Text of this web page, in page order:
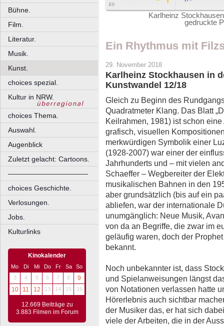
Bühne.
Film.
Literatur.
Musik.
Kunst.
choices spezial.
Kultur in NRW.
choices Thema.
Auswahl.
Augenblick
Zuletzt gelacht: Cartoons.
––––––––––––––––––––
choices Geschichte.
Verlosungen.
Jobs.
Kulturlinks
Kinokalender
Mo Di Mi Do Fr Sa
So
3
4 5 6 7 8
9
10
11 12 13 14 15 16
12.669 Beiträge zu
3.883 Filmen im Forum
Karlheinz
gedruckte
Ein Rhythmus mit
29. November 2018
Karlheinz Stockhausen in
Kunstwandel 12/18
Gleich zu Beginn des
Quadratmeter Klang. Das Blatt
Keilrahmen, 1981) ist schon
grafisch, visuellen
merkwürdigen Symbolik einer
(1928-2007) war einer der
Jahrhunderts und – mit vielen
Schaeffer – Wegbereiter der
musikalischen Bahnen in den
aber grundsätzlich (bis auf ein
abliefen, war der internationale
unumgänglich: Neue Musik,
von da an Begriffe, die zwar im
geläufig waren, doch der
bekannt.
Noch unbekannter ist, dass
und Spielanweisungen längst
von Notationen verlassen hatte
Hörerlebnis auch sichtbar
der Musiker das, er hat sich
viele der Arbeiten, die in der